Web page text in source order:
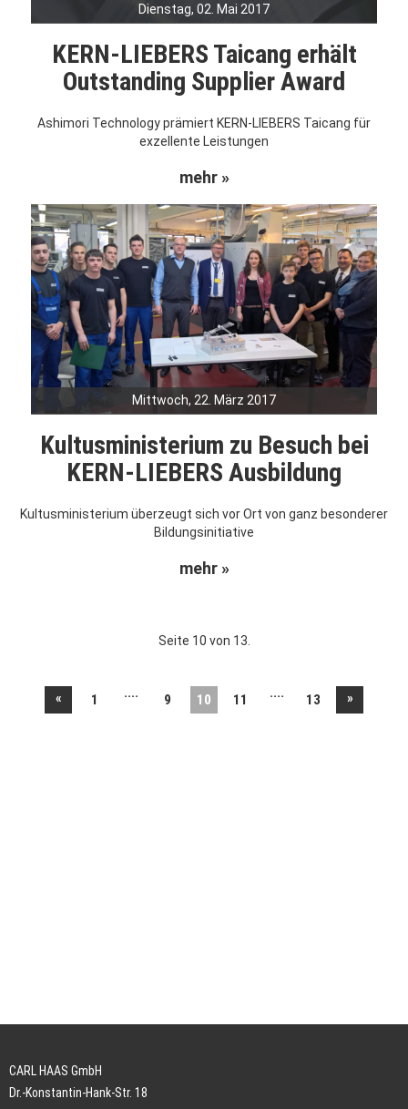
Dienstag, 02. Mai 2017
KERN-LIEBERS Taicang erhält
Outstanding Supplier Award
Ashimori Technology prämiert KERN-LIEBERS Taicang für
exzellente Leistungen
mehr »
Mittwoch, 22. März 2017
Kultusministerium zu Besuch bei
KERN-LIEBERS Ausbildung
Kultusministerium überzeugt sich vor Ort von ganz besonderer
Bildungsinitiative
mehr »
Seite 10 von 13.
« 1 .... 9 10 11 .... 13 »
CARL HAAS GmbH
Dr.-Konstantin-Hank-Str. 18